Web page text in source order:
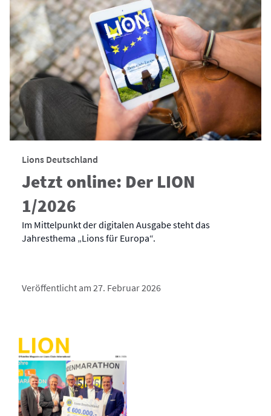
Lions Deutschland
Jetzt online: Der LION
1/2026
Im Mittelpunkt der digitalen Ausgabe steht das
Jahresthema „Lions für Europa“.
Veröffentlicht am 27. Februar 2026